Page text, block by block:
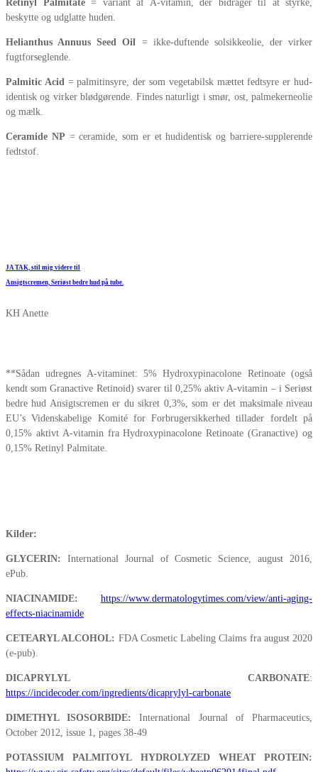
Retinyl Palmitate= variant af A-vitamin, der bidrager til at styrke,
beskytte og udglatte huden.
Helianthus Annuus Seed Oil = ikke-duftende solsikkeolie, der virker
fugtforseglende.
Palmitic Acid= palmitinsyre, der som vegetabilsk mættet fedtsyre er hud-
identisk og virker blødgørende. Findes naturligt i smør, ost, palmekerneolie
og mælk.
Ceramide NP = ceramide, som er et hudidentisk og barriere-supplerende
fedtstof.
JA TAK, stil mig videre til
Ansigtscremen, Seriøst bedre hud på tube.
KH Anette
**Sådan udregnes A-vitaminet: 5% Hydroxypinacolone Retinoate (også
kendt som Granactive Retinoid) svarer til 0,25% aktiv A-vitamin – i Seriøst
bedre hud Ansigtscremen er du sikret 0,3%, som er det maksimale niveau
EU’s Videnskabelige Komité for Forbrugersikkerhed tillader fordelt på
0,15% aktivt A-vitamin fra Hydroxypinacolone Retinoate (Granactive) og
0,15% Retinyl Palmitate.
Kilder:
GLYCERIN: International Journal of Cosmetic Science, august 2016,
ePub.
NIACINAMIDE:
https://www.dermatologytimes.com/view/anti-aging-
effects-niacinamide
CETEARYL ALCOHOL: FDA Cosmetic Labeling Claims fra august 2020
(e-pub).
DICAPRYLYL CARBONATE:
https://incidecoder.com/ingredients/dicaprylyl-carbonate
DIMETHYL ISOSORBIDE: International Journal of Pharmaceutics,
October 2012, issue 1, pages 38-49
POTASSIUM PALMITOYL HYDROLYZED WHEAT PROTEIN: